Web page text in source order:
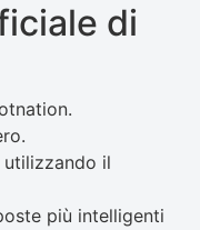
di
il
più intelligenti